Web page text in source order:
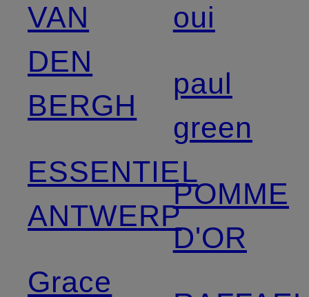
VAN
DEN
BERGH
ESSENTIEL
ANTWERP
Grace
oui
paul
green
POMME
D'OR